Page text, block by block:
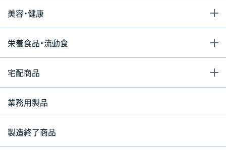
美容・健康
栄養食品・流動食
宅配商品
業務用製品
製造終了商品